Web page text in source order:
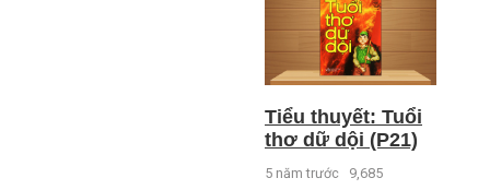
Tiểu thuyết: Tuổi
thơ dữ dội (P21)
5 năm trước 9,685